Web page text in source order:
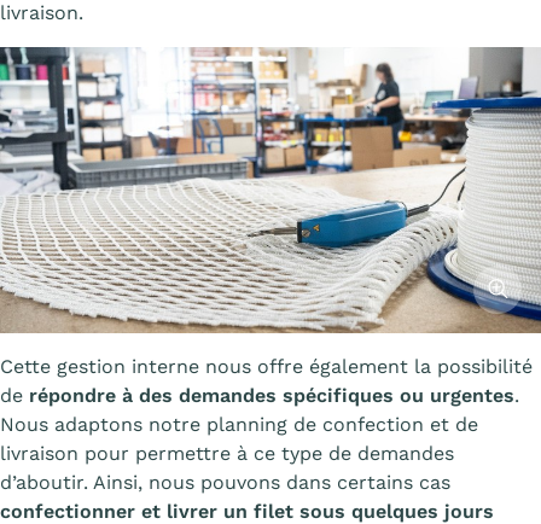
livraison.
Cette gestion interne nous offre également la possibilité
de répondre à des demandes spécifiques ou urgentes.
Nous adaptons notre planning de confection et de
livraison pour permettre à ce type de demandes
d’aboutir. Ainsi, nous pouvons dans certains cas
confectionner et livrer un filet sous quelques jours